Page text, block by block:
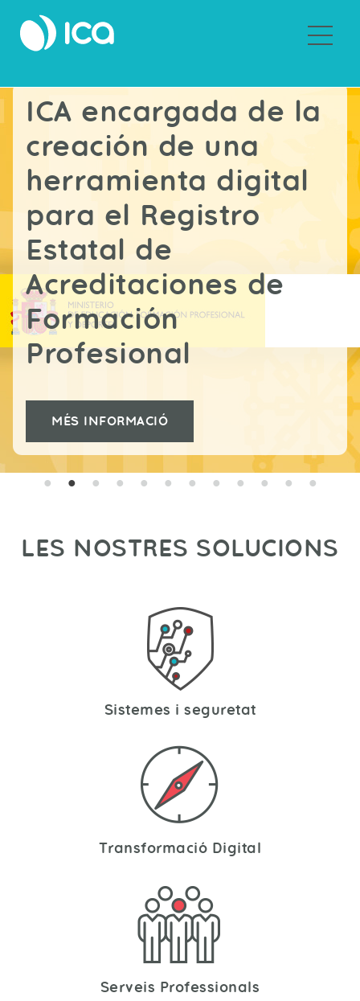
INICIO
ICA encargada de la
creación de una
herramienta digital
para el Registro
Estatal de
Acreditaciones de
Formación
Profesional
MÉS INFORMACIÓ
LES NOSTRES SOLUCIONS
Sistemes i seguretat
Transformació Digital
Serveis Professionals